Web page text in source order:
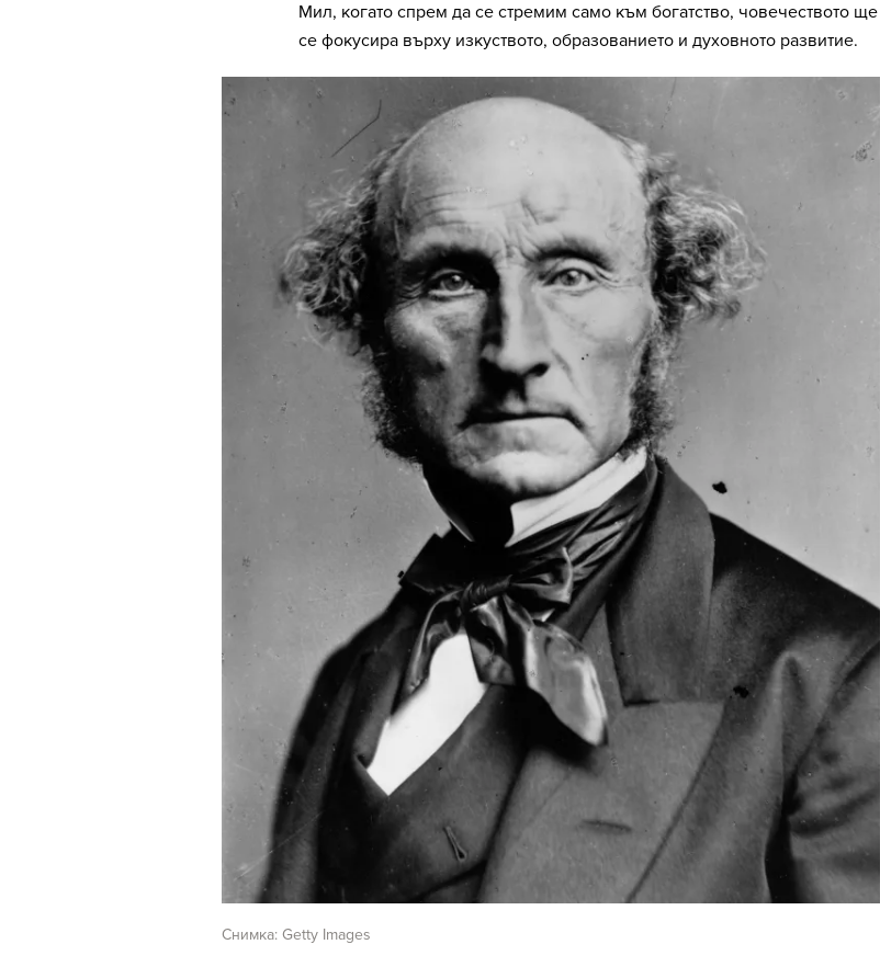
Мил, когато спрем да се стремим само към богатство, човечеството ще
се фокусира върху изкуството, образованието и духовното развитие.
Снимка: Getty Images